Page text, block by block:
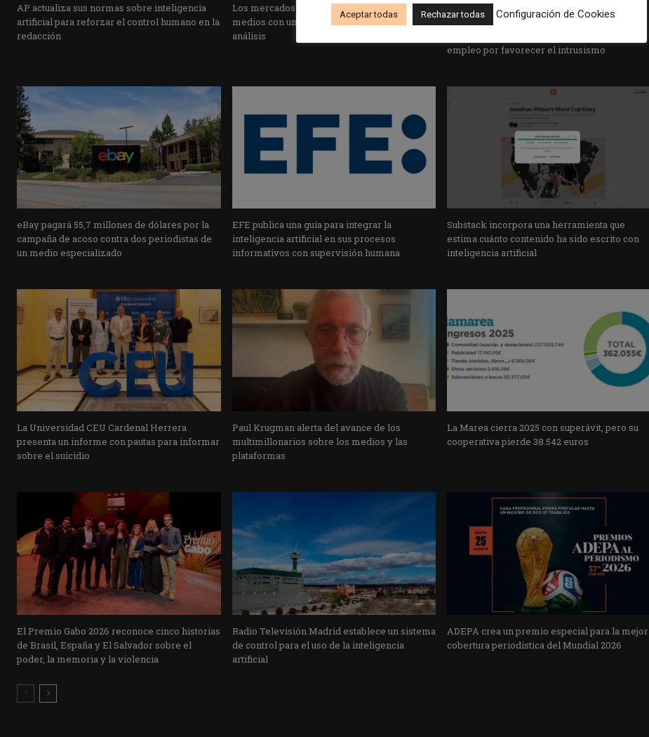
AP actualiza sus normas sobre inteligencia
artificial para reforzar el control humano en la
redacción
Los mercados de predicción dan el salto a los
medios con una plataforma de noticias y
análisis
Los Colegios de Periodistas piden al
Ministerio de Política Territorial y a la
empleo por favorecer el intrusismo
eBay pagará 55,7 millones de dólares por la
campaña de acoso contra dos periodistas de
un medio especializado
EFE publica una guía para integrar la
inteligencia artificial en sus procesos
informativos con supervisión humana
Substack incorpora una herramienta que
estima cuánto contenido ha sido escrito con
inteligencia artificial
La Universidad CEU Cardenal Herrera
presenta un informe con pautas para informar
sobre el suicidio
Paul Krugman alerta del avance de los
multimillonarios sobre los medios y las
plataformas
La Marea cierra 2025 con superávit, pero su
cooperativa pierde 38.542 euros
El Premio Gabo 2026 reconoce cinco historias
de Brasil, España y El Salvador sobre el
poder, la memoria y la violencia
Radio Televisión Madrid establece un sistema
de control para el uso de la inteligencia
artificial
ADEPA crea un premio especial para la mejor
cobertura periodística del Mundial 2026
Aceptar todas Rechazar todas Configuración de Cookies